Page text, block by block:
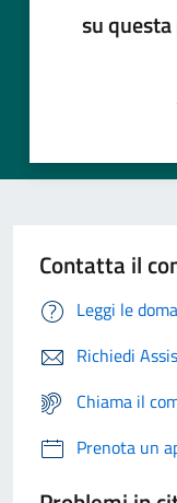
su
Contatta il
Leggi le
Richiedi
Chiama il
Prenota un